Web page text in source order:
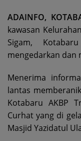
ADAINFO,
kawasan
Sigam,
mengedarkan dan
Menerima
lantas
Kotabaru AKBP
Curhat yang di
Masjid Yazidatul